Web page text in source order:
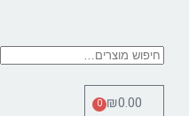
₪0.00
0